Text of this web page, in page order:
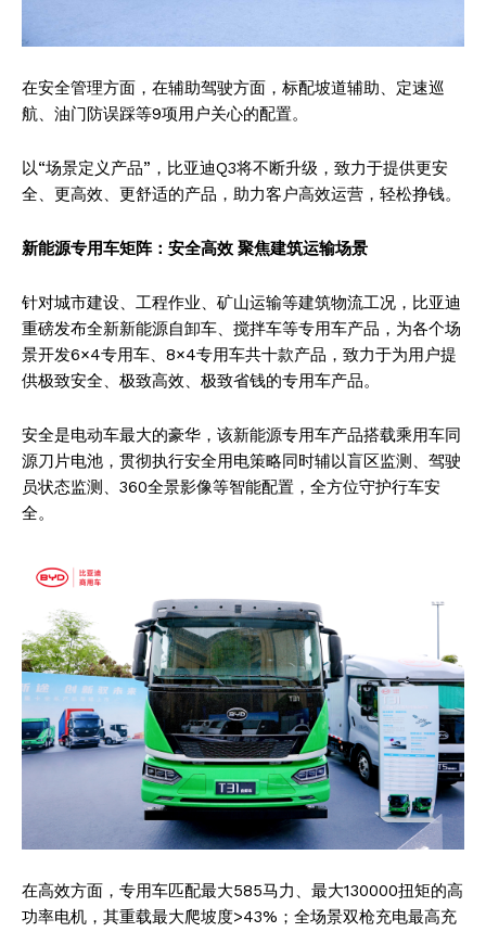
在安全管理方面，在辅助驾驶方面，标配坡道辅助、定速巡
航、油门防误踩等9项用户关心的配置。
以“场景定义产品”，比亚迪Q3将不断升级，致力于提供更安
全、更高效、更舒适的产品，助力客户高效运营，轻松挣钱。
新能源专用车矩阵：安全高效 聚焦建筑运输场景
针对城市建设、工程作业、矿山运输等建筑物流工况，比亚迪
重磅发布全新新能源自卸车、搅拌车等专用车产品，为各个场
景开发6×4专用车、8×4专用车共十款产品，致力于为用户提
供极致安全、极致高效、极致省钱的专用车产品。
安全是电动车最大的豪华，该新能源专用车产品搭载乘用车同
源刀片电池，贯彻执行安全用电策略同时辅以盲区监测、驾驶
员状态监测、360全景影像等智能配置，全方位守护行车安
全。
在高效方面，专用车匹配最大585马力、最大130000扭矩的高
功率电机，其重载最大爬坡度>43%；全场景双枪充电最高充